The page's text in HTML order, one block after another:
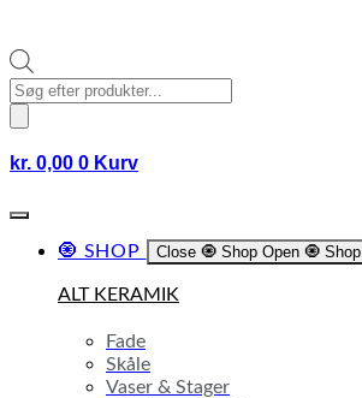
Products
search
kr. 0,00 0 Kurv
🧿 SHOP Close 🧿 Shop Open 🧿 Shop
ALT KERAMIK
Fade
Skåle
Vaser & Stager